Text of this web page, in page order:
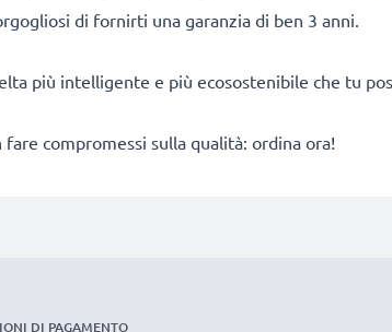
di fornirti una garanzia di ben 3 anni.
più intelligente e più ecosostenibile che tu
compromessi sulla qualità: ordina ora!
DI PAGAMENTO